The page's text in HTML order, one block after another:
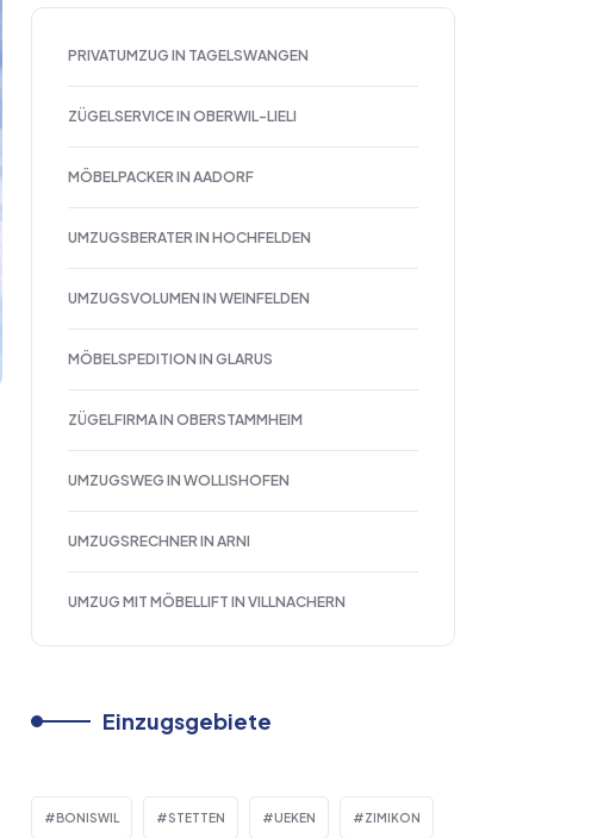
PRIVATUMZUG IN TAGELSWANGEN
ZÜGELSERVICE IN OBERWIL-LIELI
MÖBELPACKER IN AADORF
UMZUGSBERATER IN HOCHFELDEN
UMZUGSVOLUMEN IN WEINFELDEN
MÖBELSPEDITION IN GLARUS
ZÜGELFIRMA IN OBERSTAMMHEIM
UMZUGSWEG IN WOLLISHOFEN
UMZUGSRECHNER IN ARNI
UMZUG MIT MÖBELLIFT IN VILLNACHERN
Einzugsgebiete
BONISWIL STETTEN UEKEN ZIMIKON